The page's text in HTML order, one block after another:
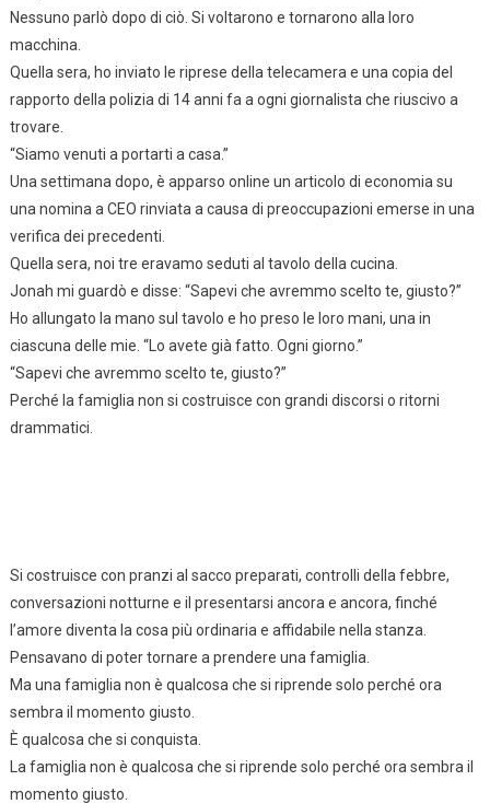
Nessuno parlò dopo di ciò. Si voltarono e tornarono alla loro
macchina.
Quella sera, ho inviato le riprese della telecamera e una copia del
rapporto della polizia di 14 anni fa a ogni giornalista che riuscivo a
trovare.
“Siamo venuti a portarti a casa.”
Una settimana dopo, è apparso online un articolo di economia su
una nomina a CEO rinviata a causa di preoccupazioni emerse in una
verifica dei precedenti.
Quella sera, noi tre eravamo seduti al tavolo della cucina.
Jonah mi guardò e disse: “Sapevi che avremmo scelto te, giusto?”
Ho allungato la mano sul tavolo e ho preso le loro mani, una in
ciascuna delle mie. “Lo avete già fatto. Ogni giorno.”
“Sapevi che avremmo scelto te, giusto?”
Perché la famiglia non si costruisce con grandi discorsi o ritorni
drammatici.
Si costruisce con pranzi al sacco preparati, controlli della febbre,
conversazioni notturne e il presentarsi ancora e ancora, finché
l’amore diventa la cosa più ordinaria e affidabile nella stanza.
Pensavano di poter tornare a prendere una famiglia.
Ma una famiglia non è qualcosa che si riprende solo perché ora
sembra il momento giusto.
È qualcosa che si conquista.
La famiglia non è qualcosa che si riprende solo perché ora sembra il
momento giusto.